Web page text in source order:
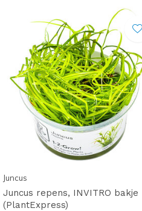
Juncus
Juncus repens, INVITRO bakje
(PlantExpress)